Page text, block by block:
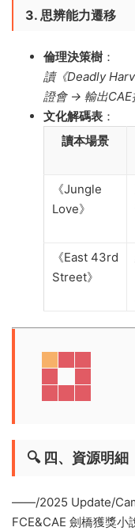
3. 思辨能力遷移
倫理決策樹 ​：
讀《Deadly
證會 → 輸出CAE
文化解碼表 ​：
讀本場景
《Jungle
Love》
《East 43rd
Street》
🔍 ​ 四、資源明細
——/2025 Update/
FCE&CAE 劍橋獲獎小